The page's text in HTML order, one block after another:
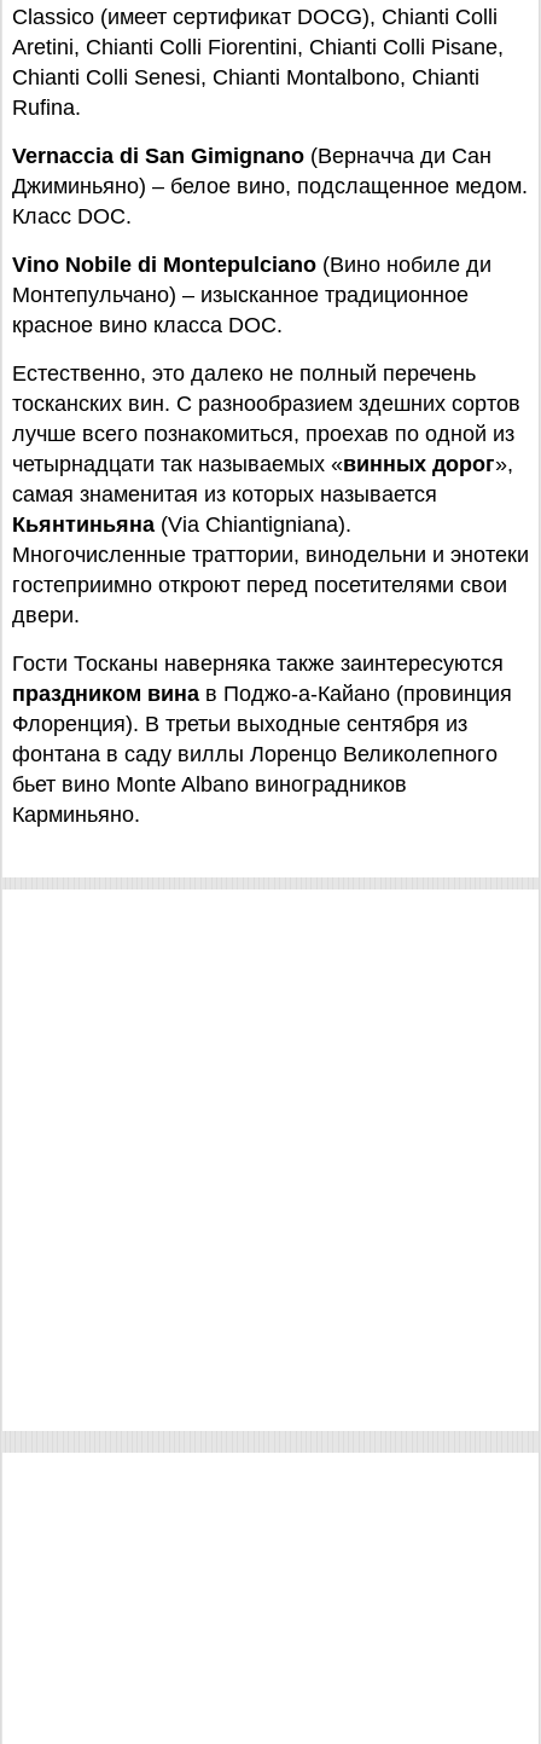
Classico (имеет сертификат DOCG), Chianti Colli
Aretini, Chianti Colli Fiorentini, Chianti Colli Pisane,
Chianti Colli Senesi, Chianti Montalbono, Chianti
Rufina.
Vernaccia di San Gimignano (Верначча ди Сан
Джиминьяно) – белое вино, подслащенное медом.
Класс DOC.
Vino Nobile di Montepulciano (Вино нобиле ди
Монтепульчано) – изысканное традиционное
красное вино класса DOC.
Естественно, это далеко не полный перечень
тосканских вин. С разнообразием здешних сортов
лучше всего познакомиться, проехав по одной из
четырнадцати так называемых «винных дорог»,
самая знаменитая из которых называется
Кьянтиньяна (Via Chiantigniana).
Многочисленные траттории, винодельни и энотеки
гостеприимно откроют перед посетителями свои
двери.
Гости Тосканы наверняка также заинтересуются
праздником вина в Поджо-а-Кайано (провинция
Флоренция). В третьи выходные сентября из
фонтана в саду виллы Лоренцо Великолепного
бьет вино Monte Albano виноградников
Карминьяно.